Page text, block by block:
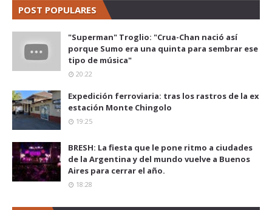
POST POPULARES
"Superman" Troglio: "Crua-Chan nació así
porque Sumo era una quinta para sembrar ese
tipo de música"
20:22
Expedición ferroviaria: tras los rastros de la ex
estación Monte Chingolo
19:25
BRESH: La fiesta que le pone ritmo a ciudades
de la Argentina y del mundo vuelve a Buenos
Aires para cerrar el año.
18:28